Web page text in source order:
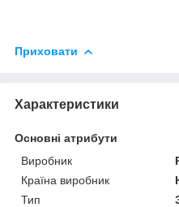
Приховати
Характеристики
Основні атрибути
Виробник
Країна виробник
Тип